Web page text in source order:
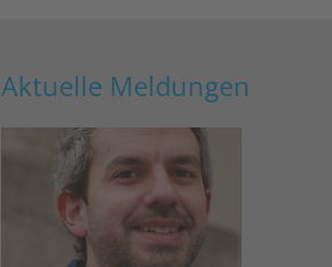
Aktuelle Meldungen